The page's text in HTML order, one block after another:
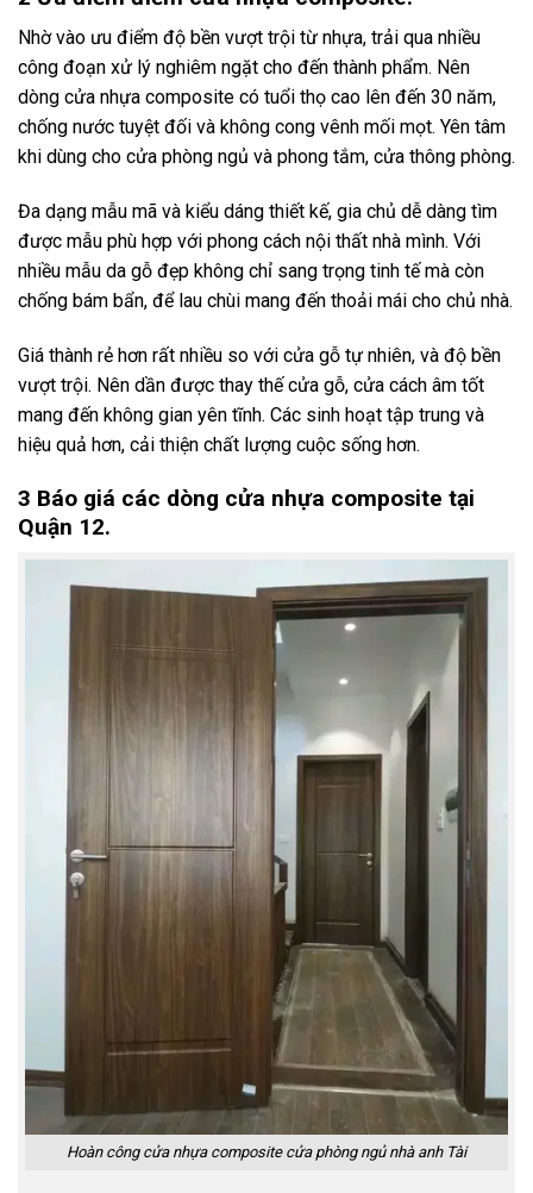
Nhờ vào ưu điểm độ bền vượt trội từ nhựa, trải qua nhiều
công đoạn xử lý nghiêm ngặt cho đến thành phẩm. Nên
dòng cửa nhựa composite có tuổi thọ cao lên đến 30 năm,
chống nước tuyệt đối và không cong vênh mối mọt. Yên tâm
khi dùng cho cửa phòng ngủ và phong tắm, cửa thông phòng.
Đa dạng mẫu mã và kiểu dáng thiết kế, gia chủ dễ dàng tìm
được mẫu phù hợp với phong cách nội thất nhà mình. Với
nhiều mẫu da gỗ đẹp không chỉ sang trọng tinh tế mà còn
chống bám bẩn, để lau chùi mang đến thoải mái cho chủ nhà.
Giá thành rẻ hơn rất nhiều so với cửa gỗ tự nhiên, và độ bền
vượt trội. Nên dần được thay thế cửa gỗ, cửa cách âm tốt
mang đến không gian yên tĩnh. Các sinh hoạt tập trung và
hiệu quả hơn, cải thiện chất lượng cuộc sống hơn.
3 Báo giá các dòng cửa nhựa composite tại
Quận 12.
Hoàn công cửa nhựa composite cửa phòng ngủ nhà anh Tài